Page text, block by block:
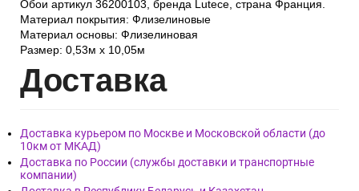
Обои артикул 36200103, бренда Lutece, страна Франция.
Материал покрытия: Флизелиновые
Материал основы: Флизелиновая
Размер: 0,53м x 10,05м
Доставка
Доставка курьером по Москве и Московской области (до
10км от МКАД)
Доставка по России (службы доставки и транспортные
компании)